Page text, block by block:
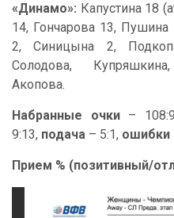
«Динамо»: Капустина 18
14, Гончарова 13,
2, Синицына 2,
Солодова,
Акопова.
Набранные очки–
9:13, подача – 5:1, ошибки
Прием % (позитивный/